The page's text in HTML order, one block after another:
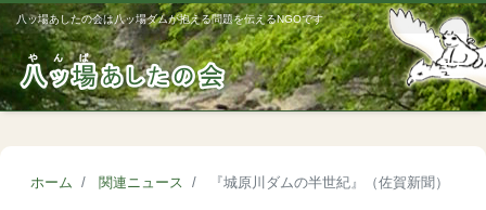
八ッ場あしたの会は八ッ場ダムが抱える問題を伝えるNGOです
ホーム 関連ニュース 『城原川ダムの半世紀』（佐賀新聞）